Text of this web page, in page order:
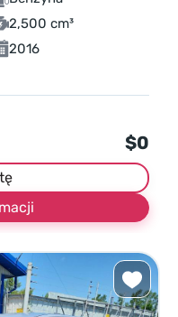
2,500 cm³
2016
$0